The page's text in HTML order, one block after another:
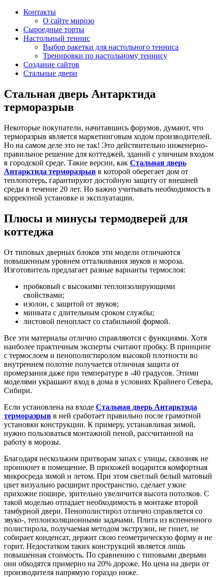
Контакты
О сайте мирозо
Сыроедные торты
Настольный теннис
Выбор ракетки для настольного тенниса
Тренировки по настольному теннису
Создание сайтов
Стальные двери
Стальная дверь Антарктида
терморазрыв
Некоторые покупатели, начитавшись форумов, думают, что
терморазрыв является маркетинговым ходом производителей.
Но на самом деле это не так! Это действительно инженерно-
правильное решение для коттеджей, зданий с уличным входом
в городской среде. Такие версии, как Стальная дверь
Антарктида терморазрыв в которой оберегает дом от
теплопотерь, гарантируют достойную защиту от внешней
среды в течение 20 лет. Но важно учитывать необходимость в
корректной установке и эксплуатации.
Плюсы и минусы термодверей для
коттеджа
От типовых дверных блоков эти модели отличаются
повышенным уровнем отталкивания звуков и мороза.
Изготовитель предлагает разные варианты термослоя:
пробковый с высокими теплоизолирующими
свойствами;
изолон, с защитой от звуков;
минвата с длительным сроком службы;
листовой пенопласт со стабильной формой.
Все эти материалы отлично справляются с функциями. Хотя
наиболее практичным эксперты считают пробку. В принципе
с термослоем и пенополистиролом высокой плотности во
внутреннем полотне получается отличная защита от
промерзания даже при температуре в -40 градусов. Этими
моделями украшают вход в дома в условиях Крайнего Севера,
Сибири.
Если установлена на входе Стальная дверь Антарктида
терморазрыв в ней сработает правильно после грамотной
установки конструкции. К примеру, устанавливая зимой,
нужно пользоваться монтажной пеной, рассчитанной на
работу в морозы.
Благодаря нескольким притворам запах с улицы, сквозняк не
проникнет в помещение. В прихожей воцарится комфортная
микросреда зимой и летом. При этом светлый белый матовый
цвет визуально расширит пространство, сделает узкие
прихожие пошире, зрительно увеличится высота потолков. С
такой моделью отпадает необходимость в монтаже второй
тамбурной двери. Пенополистирол отлично справляется со
звуко-, теплоизоляционными задачами. Плита из вспененного
полистирола, получаемая методом экструзии, не гниет, не
собирает конденсат, держит свою геометрическую форму и не
горит. Недостатком таких конструкций является лишь
повышенная стоимость. По сравнению с типовыми дверьми
они обходятся примерно на 20% дороже. Но цена на двери от
производителя напрямую гораздо ниже.